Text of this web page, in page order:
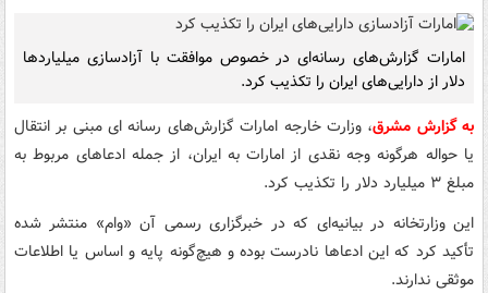
امارات گزارش‌های رسانه‌ای در خصوص موافقت با آزادسازی میلیاردها
دلار از دارایی‌های ایران را تکذیب کرد.
به گزارش مشرق، وزارت خارجه امارات گزارش‌های رسانه ای مبنی بر انتقال
یا حواله هرگونه وجه نقدی از امارات به ایران، از جمله ادعاهای مربوط به
مبلغ ۳ میلیارد دلار را تکذیب کرد.
این وزارتخانه در بیانیه‌ای که در خبرگزاری رسمی آن «وام» منتشر شده
تأکید کرد که این ادعاها نادرست بوده و هیچ‌گونه پایه و اساس یا اطلاعات
موثقی ندارند.